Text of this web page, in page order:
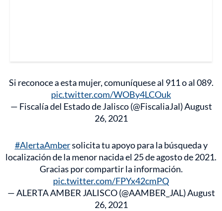
Si reconoce a esta mujer, comuníquese al 911 o al 089.
pic.twitter.com/WOBy4LCOuk
— Fiscalía del Estado de Jalisco (@FiscaliaJal)August
26, 2021
#AlertaAmbersolicita tu apoyo para la búsqueda y
localización de la menor nacida el 25 de agosto de 2021.
Gracias por compartir la información.
pic.twitter.com/FPYx42cmPQ
— ALERTA AMBER JALISCO (@AAMBER_JAL)August
26, 2021